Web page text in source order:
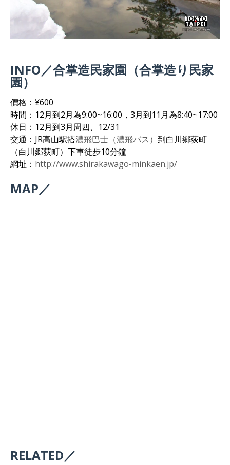
INFO／合掌造民家園（合掌造り民家
園）
價格：¥600
時間：12月到2月為9:00~16:00，3月到11月為8:40~17:00
休日：12月到3月周四、12/31
交通：JR高山駅搭濃飛巴士（濃飛バス） 到白川鄉荻町
（白川郷荻町）下車徒步10分鐘
網址： http://www.shirakawago-minkaen.jp/
MAP／
RELATED／